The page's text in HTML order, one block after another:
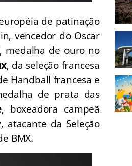
de patinação
vencedor do Oscar
, medalha de ouro no
, da seleção francesa
Handball francesa e
de prata das
, boxeadora campeã
, atacante da Seleção
BMX.